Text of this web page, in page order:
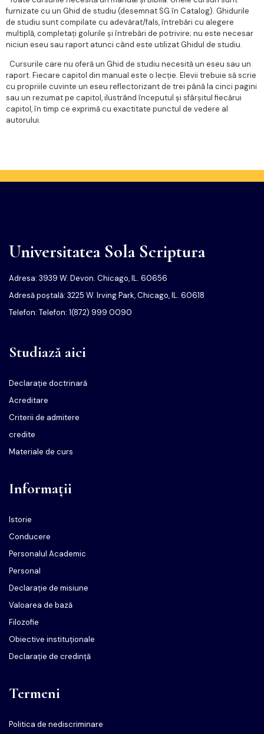
furnizate cu un Ghid de studiu (desemnat SG în Catalog). Ghidurile
de studiu sunt compilate cu adevărat/fals, întrebări cu alegere
multiplă, completați golurile și întrebări de potrivire; nu este necesar
niciun eseu sau raport atunci când este utilizat Ghidul de studiu.
Cursurile care nu oferă un Ghid de studiu necesită un eseu sau un
raport. Fiecare capitol din manual este o lecție. Elevii trebuie să scrie
cu propriile cuvinte un eseu reflectorizant de trei până la cinci pagini
sau un rezumat pe capitol, ilustrând începutul și sfârșitul fiecărui
capitol, în timp ce exprimă cu exactitate punctul de vedere al
autorului.
Universitatea Sola Scriptura
Adresa: 3939 W. Devon. Chicago, IL. 60656
Adresă poștală: 3225 W. Irving Park, Chicago, IL. 60618
Telefon: Telefon: 1(872) 999 0090
Studiază aici
Declarație doctrinară
Acreditare
Criterii de admitere
credite
Materiale de curs
Informații
Istorie
Conducere
Personalul Academic
Personal
Declarație de misiune
Valoarea de bază
Filozofie
Obiective instituționale
Declarație de credință
Termeni
Politica de nediscriminare